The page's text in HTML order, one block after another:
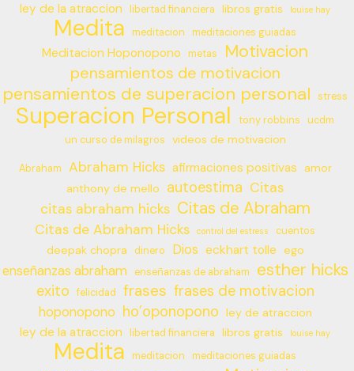
ley de la atraccion libertad financiera libros gratis louise hay
Medita meditacion meditaciones guiadas
Meditacion Hoponopono metas Motivacion
pensamientos de motivacion
pensamientos de superacion personal stress
Superacion Personal tony robbins
ucdm
un curso de milagros
videos de motivacion
Abraham Abraham Hicks afirmaciones positivas
amor
anthony de mello
autoestima Citas
citas abraham hicks Citas de Abraham
Citas de Abraham Hicks control del estress cuentos
deepak chopra dinero Dios eckhart tolle ego
enseñanzas abraham enseñanzas de abraham esther hicks
exito felicidad frases frases de motivacion
hoponopono ho’oponopono ley de atraccion
ley de la atraccion libertad financiera libros gratis louise hay
Medita meditacion meditaciones guiadas